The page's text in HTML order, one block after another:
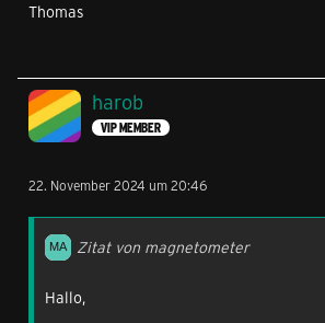
Thomas
harob
VIP MEMBER
22. November 2024 um 20:46
Zitat von magnetometer
Hallo,